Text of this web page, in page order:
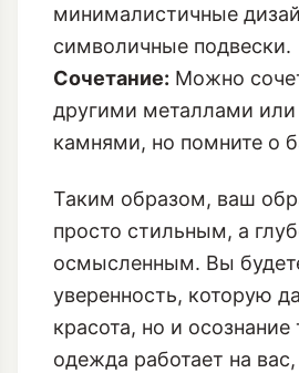
минималистичные
символичные подвески.
Сочетание: Можно
другими металлами
камнями, но помните о
Таким образом, ваш
просто стильным, а
осмысленным. Вы
уверенность, которую
красота, но и осознание
одежда работает на